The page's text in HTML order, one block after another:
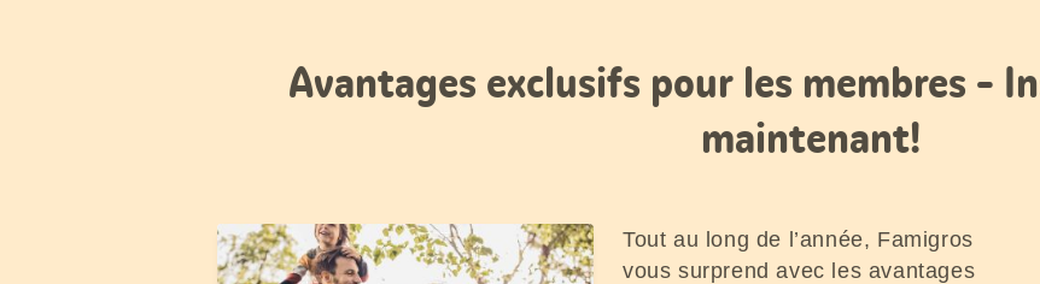
Avantages exclusifs pour les membres -
maintenant!
Tout au long de l’année, Famigros
vous surprend avec les avantages